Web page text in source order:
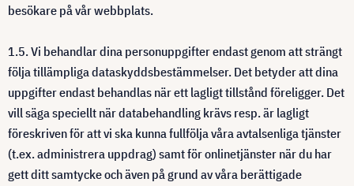
besökare på vår webbplats.
1.5. Vi behandlar dina personuppgifter endast genom att strängt
följa tillämpliga dataskyddsbestämmelser. Det betyder att dina
uppgifter endast behandlas när ett lagligt tillstånd föreligger. Det
vill säga speciellt när databehandling krävs resp. är lagligt
föreskriven för att vi ska kunna fullfölja våra avtalsenliga tjänster
(t.ex. administrera uppdrag) samt för onlinetjänster när du har
gett ditt samtycke och även på grund av våra berättigade